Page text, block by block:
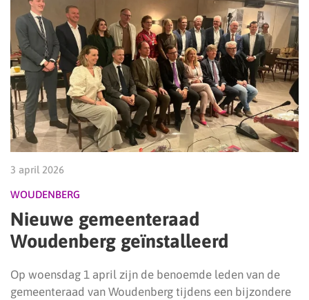
3 april 2026
WOUDENBERG
Nieuwe gemeenteraad
Woudenberg geïnstalleerd
Op woensdag 1 april zijn de benoemde leden van de
gemeenteraad van Woudenberg tijdens een bijzondere